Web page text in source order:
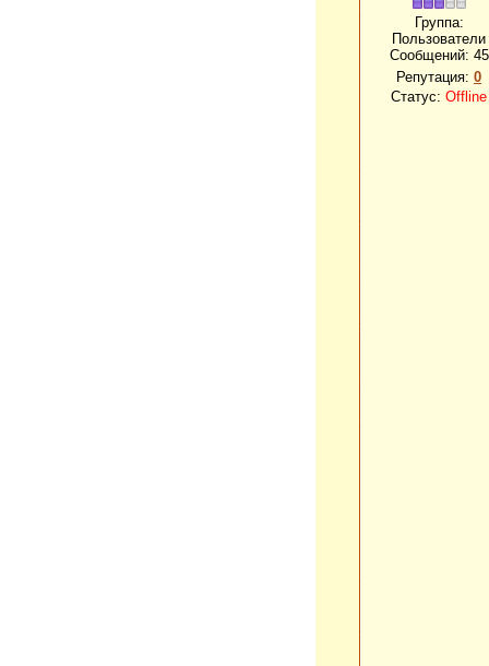
Группа:
Пользователи
Сообщений: 45
Репутация: 0
Статус: Offline